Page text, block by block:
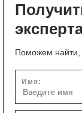
Поможем найти,
Имя: